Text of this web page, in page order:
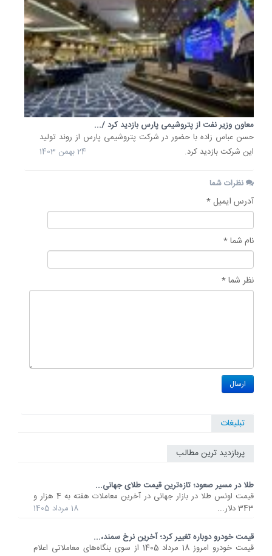
معاون وزیر نفت از پتروشیمی پارس بازدید کرد /...
حسن عباس زاده با حضور در شرکت پتروشیمی پارس از روند تولید
این شرکت بازدید کرد.
24 بهمن 1403
نظرات شما
آدرس ایمیل *
نام شما *
نظر شما *
تبلیغات
پربازدید ترین مطالب
طلا در مسیر صعود؛ تازه‌ترین قیمت طلای جهانی...
قیمت اونس طلا در بازار جهانی در آخرین معاملات هفته به 4 هزار و
343 دلار...
18 مرداد 1405
قیمت خودرو دوباره تغییر کرد؛ آخرین نرخ سمند،...
قیمت خودرو امروز 18 مرداد 1405 از سوی بنگاه‌های معاملاتی اعلام